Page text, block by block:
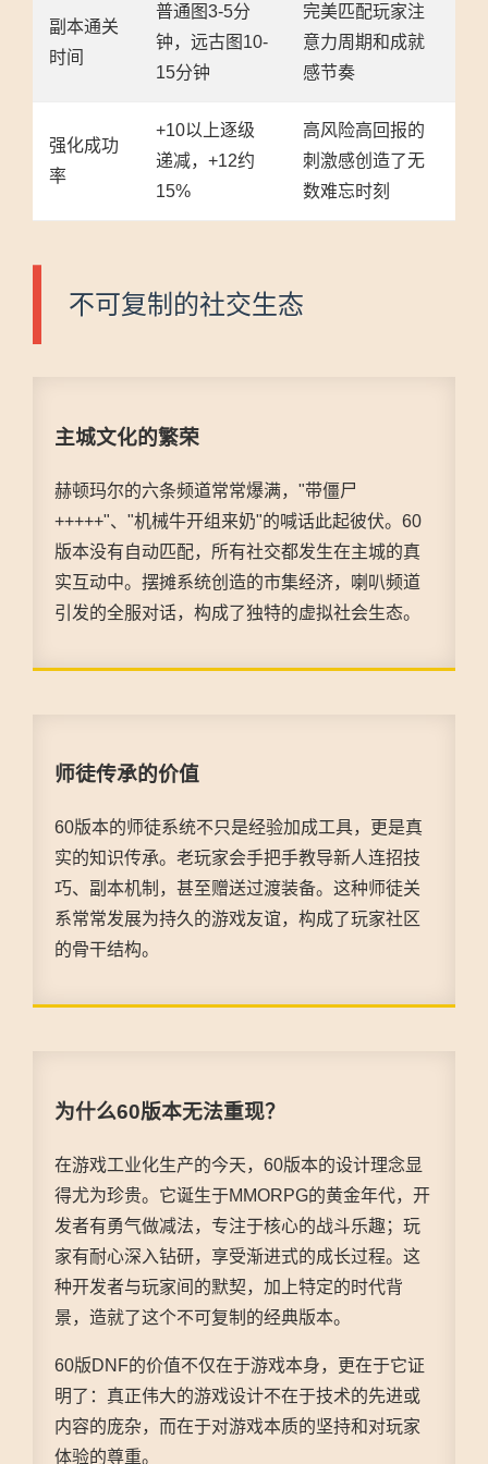
副本通关
时间
普通图3-5分
钟，远古图10-
15分钟
完美匹配玩家注
意力周期和成就
感节奏
强化成功
率
+10以上逐级
递减，+12约
15%
高风险高回报的
刺激感创造了无
数难忘时刻
不可复制的社交生态
主城文化的繁荣
赫顿玛尔的六条频道常常爆满，"带僵尸
+++++"、"机械牛开组来奶"的喊话此起彼伏。60
版本没有自动匹配，所有社交都发生在主城的真
实互动中。摆摊系统创造的市集经济，喇叭频道
引发的全服对话，构成了独特的虚拟社会生态。
师徒传承的价值
60版本的师徒系统不只是经验加成工具，更是真
实的知识传承。老玩家会手把手教导新人连招技
巧、副本机制，甚至赠送过渡装备。这种师徒关
系常常发展为持久的游戏友谊，构成了玩家社区
的骨干结构。
为什么60版本无法重现？
在游戏工业化生产的今天，60版本的设计理念显
得尤为珍贵。它诞生于MMORPG的黄金年代，开
发者有勇气做减法，专注于核心的战斗乐趣；玩
家有耐心深入钻研，享受渐进式的成长过程。这
种开发者与玩家间的默契，加上特定的时代背
景，造就了这个不可复制的经典版本。
60版DNF的价值不仅在于游戏本身，更在于它证
明了：真正伟大的游戏设计不在于技术的先进或
内容的庞杂，而在于对游戏本质的坚持和对玩家
体验的尊重。